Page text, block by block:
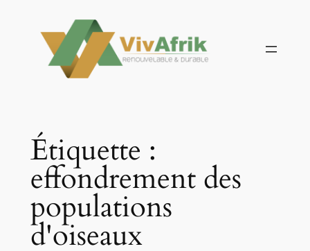
contenu
Étiquette :
effondrement des
populations
d'oiseaux